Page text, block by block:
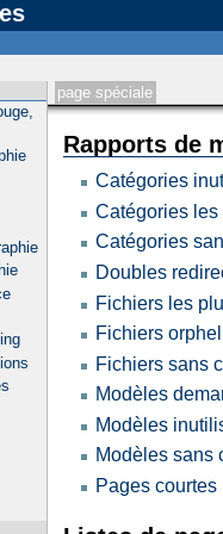
SpecialManualSitemap::execute()
page spéciale
Rapports de
Catégories
Catégories
Catégories
Doubles
Fichiers les
Fichiers
Fichiers sans
Modèles
Modèles
Modèles sans
Pages courtes